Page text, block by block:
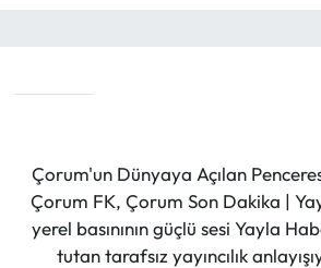
Çorum'un Dünyaya Açılan
Çorum FK, Çorum Son Dakika |
yerel basınının güçlü sesi Yayla
tutan tarafsız yayıncılık